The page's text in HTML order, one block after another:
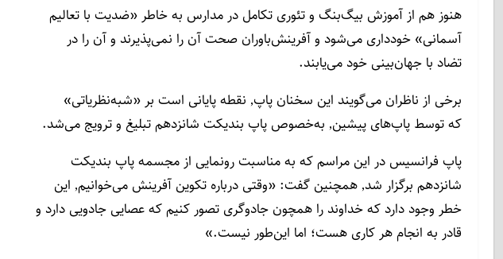
هنوز هم از آموزش بیگ‌بنگ و تئوری تکامل در مدارس به خاطر «ضدیت با تعالیم
آسمانی» خودداری می‌شود و آفرینش‌باوران صحت آن را نمی‌پذیرند و آن را در
تضاد با جهان‌بینی خود می‌یابند.
برخی از ناظران می‌گویند این سخنان پاپ٬ نقطه پایانی است بر «شبه‌نظریاتی»
که توسط پاپ‌های پیشین٬ به‌خصوص پاپ بندیکت شانزدهم تبلیغ و ترویج می‌شد.
پاپ فرانسیس در این مراسم که به مناسبت رونمایی از مجسمه پاپ بندیکت
شانزدهم برگزار شد٬ همچنین گفت: «وقتی درباره تکوین آفرینش می‌خوانیم٬ این
خطر وجود دارد که خداوند را همچون جادوگری تصور کنیم که عصایی جادویی دارد و
قادر به انجام هر کاری هست؛ اما این‌طور نیست.»